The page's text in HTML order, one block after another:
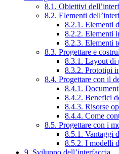
8.1. Obiettivi
8.2. Elementi
8.2.1. Elementi
8.2.2. Elementi
8.2.3. Elementi
8.3. Progettare e
8.3.1. Layout di
8.3.2. Prototipi
8.4. Progettare con il
8.4.1.
8.4.2. Benefici
8.4.3. Risorse
8.4.4. Come
8.5. Progettare con i
8.5.1. Vantaggi
8.5.2. I modelli
9. Sviluppo dell’interfaccia